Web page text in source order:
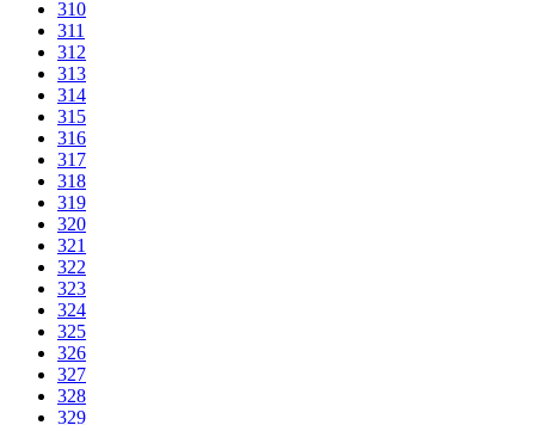
310
311
312
313
314
315
316
317
318
319
320
321
322
323
324
325
326
327
328
329